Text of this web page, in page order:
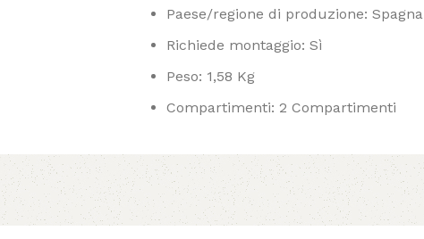
Paese/regione di produzione: Spagna
Richiede montaggio: Sì
Peso: 1,58 Kg
Compartimenti: 2 Compartimenti